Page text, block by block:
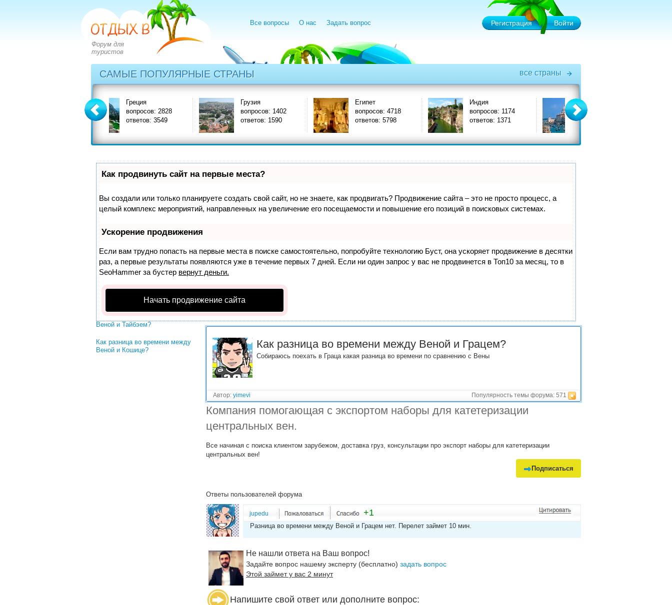
Форум для
туристов
Все вопросы О нас Задать вопрос Регистрация Войти
САМЫЕ ПОПУЛЯРНЫЕ СТРАНЫ все страны
Греция
вопросов: 2828
ответов: 3549
Грузия
вопросов: 1402
ответов: 1590
Египет
вопросов: 4718
ответов: 5798
Индия
вопросов: 1174
ответов: 1371
Италия
вопросов: 3575
ответов: 3908
Решенные вопросы!
Как разница во времени между
Веной и Нью-Йорком?
Как разница во времени между
Веной и Дамаском?
Как разница во времени между
Веной и Корфу?
Как разница во времени между
Веной и Тайбэем?
Как разница во времени между
Веной и Кошице?
Как продвинуть сайт на первые места?
Вы создали или только планируете создать свой сайт, но не знаете, как продвигать? Продвижение сайта – это не просто процесс, а
целый комплекс мероприятий, направленных на увеличение его посещаемости и повышение его позиций в поисковых системах.
Ускорение продвижения
Если вам трудно попасть на первые места в поиске самостоятельно, попробуйте технологию Буст, она ускоряет продвижение в десятки
раз, а первые результаты появляются уже в течение первых 7 дней. Если ни один запрос у вас не продвинется в Топ10 за месяц, то в
SeoHammer за бустер вернут деньги.
Начать продвижение сайта
Как разница во времени между Веной и Грацем?
Собираюсь поехать в Граца какая разница во времени по сравнению с Вены
Автор: yimevi Популярность темы форума: 571
Компания помогающая с экспортом наборы для катетеризации
центральных вен.
Все начиная с поиска клиентом зарубежом, доставка груз, консультации про экспорт наборы для катетеризации
центральных вен!
Подписаться
Ответы пользователей форума
jupedu +1
Разница во времени между Веной и Грацем нет. Перелет займет 10 мин.
Не нашли ответа на Ваш вопрос!
Задайте вопрос нашему эксперту (бесплатно) задать вопрос
Этой займет у вас 2 минут
Напишите свой ответ или дополните вопрос: